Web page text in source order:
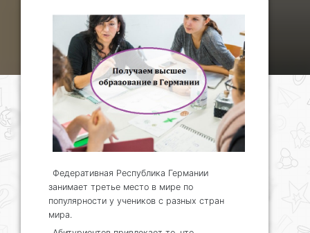
Федеративная Республика Германии
занимает третье место в мире по
популярности у учеников с разных стран
мира.